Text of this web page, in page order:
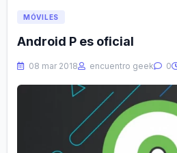
MÓVILES
Android P es oficial
08 mar 2018 encuentro geek 0